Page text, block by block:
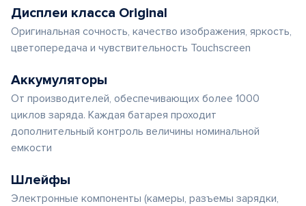
Дисплеи класса Original
Оригинальная сочность, качество изображения, яркость,
цветопередача и чувствительность Touchscreen
Аккумуляторы
От производителей, обеспечивающих более 1000
циклов заряда. Каждая батарея проходит
дополнительный контроль величины номинальной
емкости
Шлейфы
Электронные компоненты (камеры, разъемы зарядки,